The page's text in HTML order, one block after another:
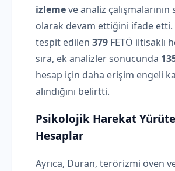
izlemeve analiz çalışmalarının
olarak devam ettiğini ifade etti.
tespit edilen 379 FETÖ iltisaklı
sıra, ek analizler sonucunda
hesap için daha erişim engeli
alındığını belirtti.
Psikolojik Harekat
Hesaplar
Ayrıca, Duran, terörizmi öven